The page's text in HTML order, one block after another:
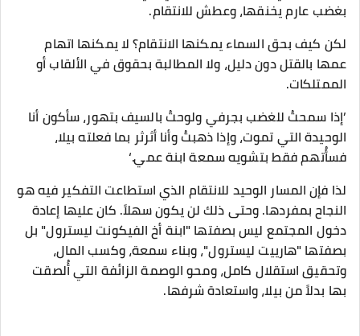
بغضب عارم يخنقها، وعطش للانتقام.
​لكن كيف بحق السماء يمكنها الانتقام؟ لا يمكنها اتهام
عمها بالقتل دون دليل، ولا المطالبة بحقوق في الألقاب أو
الممتلكات.
’إذا سمحتُ للغضب بجرفي ولوحتُ بالسيف بتهور، سأكون أنا
الوحيدة التي تموت، وإذا ذهبتُ وأنا أثرثر بما فعلته بيلا،
فسأُتهم فقط بتشويه سمعة ابنة عمي.‘
​لذا فإن المسار الوحيد للانتقام الذي استطاعت التفكير فيه هو
النجاح بمفردها. وحتى ذلك لن يكون سهلاً. كان عليها إعادة
دخول المجتمع ليس بصفتها "ابنة أخ الفيكونت ليسترول" بل
بصفتها "هارييت ليسترول"، وبناء سمعة، وكسب المال،
وتحقيق استقلال كامل، ومحو الوصمة الزائفة التي أُلصقت
بها بدلاً من بيلا، واستعادة شرفها.